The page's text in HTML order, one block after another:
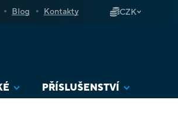
Blog Kontakty CZK
PŘÍSLUŠENSTVÍ